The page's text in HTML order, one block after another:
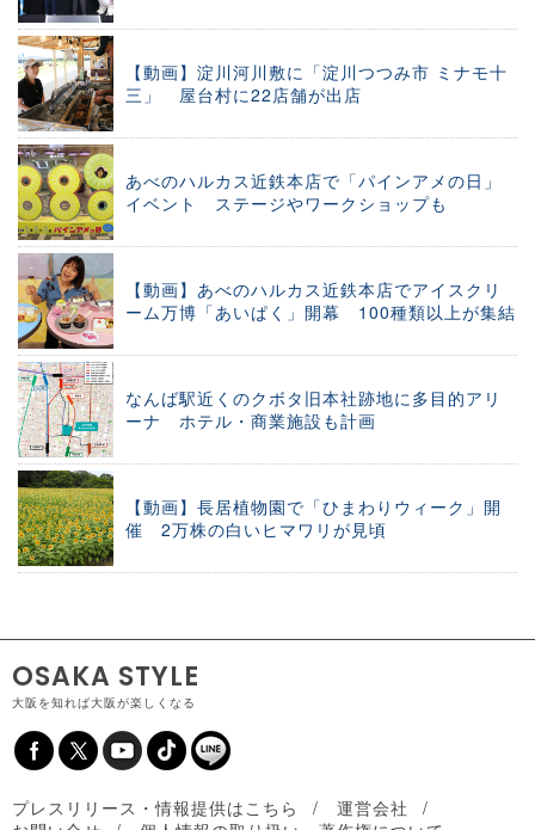
【動画】淀川河川敷に「淀川つつみ市 ミナモ十
三」 屋台村に22店舗が出店
あべのハルカス近鉄本店で「パインアメの日」
イベント ステージやワークショップも
【動画】あべのハルカス近鉄本店でアイスクリ
ーム万博「あいぱく」開幕 100種類以上が集結
なんば駅近くのクボタ旧本社跡地に多目的アリ
ーナ ホテル・商業施設も計画
【動画】長居植物園で「ひまわりウィーク」開
催 2万株の白いヒマワリが見頃
OSAKA STYLE
大阪を知れば大阪が楽しくなる
プレスリリース・情報提供はこちら
運営会社